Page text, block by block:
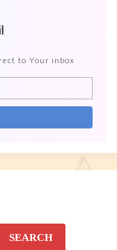
to Your inbox
SEARCH